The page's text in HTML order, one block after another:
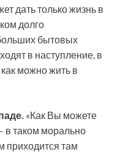
дать только жизнь в
долго
бытовых
в наступление, в
можно жить в
«Как Вы можете
в таком морально
приходится там